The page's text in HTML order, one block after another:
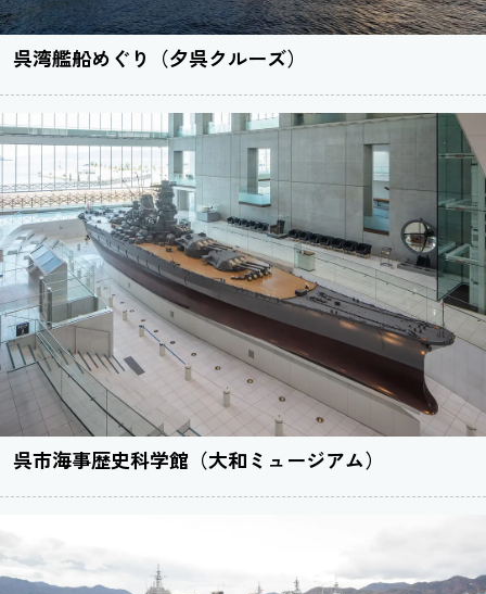
呉湾艦船めぐり（夕呉クルーズ）
呉市海事歴史科学館（大和ミュージアム）